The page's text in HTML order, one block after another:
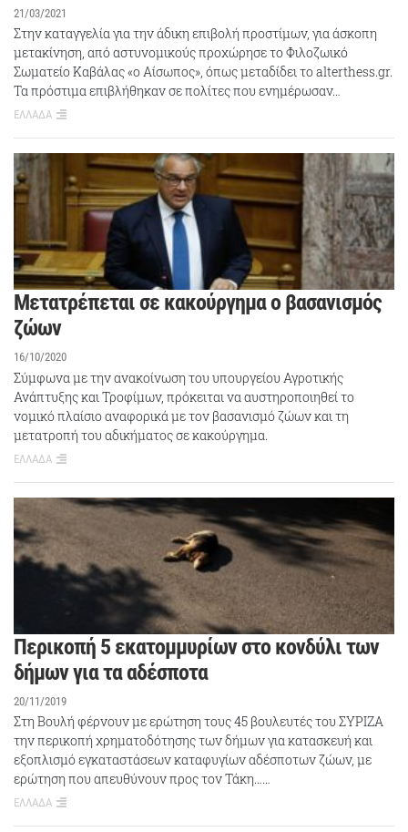
21/03/2021
Στην καταγγελία για την άδικη επιβολή προστίμων, για άσκοπη
μετακίνηση, από αστυνομικούς προχώρησε το Φιλοζωικό
Σωματείο Καβάλας «ο Αίσωπος», όπως μεταδίδει το alterthess.gr.
Τα πρόστιμα επιβλήθηκαν σε πολίτες που ενημέρωσαν…
ΕΛΛΑΔΑ
Μετατρέπεται σε κακούργημα ο βασανισμός
ζώων
16/10/2020
Σύμφωνα με την ανακοίνωση του υπουργείου Αγροτικής
Ανάπτυξης και Τροφίμων, πρόκειται να αυστηροποιηθεί το
νομικό πλαίσιο αναφορικά με τον βασανισμό ζώων και τη
μετατροπή του αδικήματος σε κακούργημα.
ΕΛΛΑΔΑ
Περικοπή 5 εκατομμυρίων στο κονδύλι των
δήμων για τα αδέσποτα
20/11/2019
Στη Βουλή φέρνουν με ερώτηση τους 45 βουλευτές του ΣΥΡΙΖΑ
την περικοπή χρηματοδότησης των δήμων για κατασκευή και
εξοπλισμό εγκαταστάσεων καταφυγίων αδέσποτων ζώων, με
ερώτηση που απευθύνουν προς τον Τάκη……
ΕΛΛΑΔΑ